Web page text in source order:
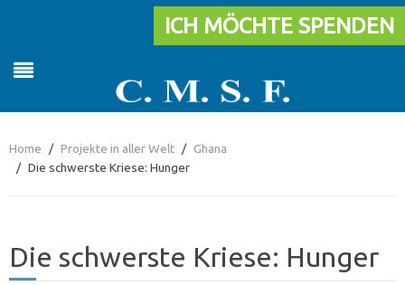
ICH MÖCHTE SPENDEN
Home Projekte in aller Welt
Ghana
Die schwerste Kriese: Hunger
Die schwerste Kriese: Hunger